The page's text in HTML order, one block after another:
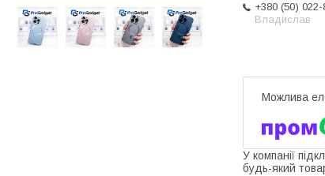
+380 (50) 022-
Владислав
У компанії
будь-який